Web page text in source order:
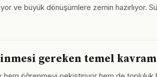
ve büyük dönüşümlere zemin hazırlıyor.
gereken temel